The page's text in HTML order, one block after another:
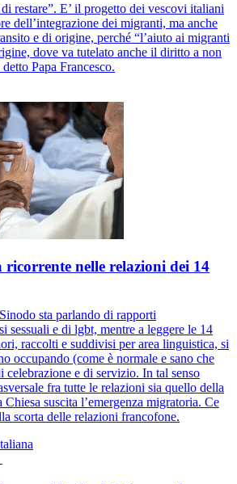
restare”. E’ il progetto dei vescovi italiani
dell’integrazione dei migranti, ma anche
e di origine, perché “l’aiuto ai migranti
dove va tutelato anche il diritto a non
Papa Francesco.
nelle relazioni dei 14
sta parlando di rapporti
sessuali e di lgbt, mentre a leggere le 14
raccolti e suddivisi per area linguistica, si
occupando (come è normale e sano che
celebrazione e di servizio. In tal senso
fra tutte le relazioni sia quello della
suscita l’emergenza migratoria. Ce
scorta delle relazioni francofone.